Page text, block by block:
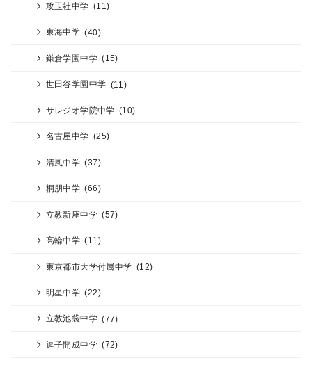
攻玉社中学 (11)
東海中学 (40)
鎌倉学園中学 (15)
世田谷学園中学 (11)
サレジオ学院中学 (10)
名古屋中学 (25)
清風中学 (37)
桐朋中学 (66)
立教新座中学 (57)
高輪中学 (11)
東京都市大学付属中学 (12)
明星中学 (22)
立教池袋中学 (77)
逗子開成中学 (72)